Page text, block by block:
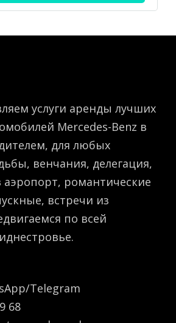
услуги аренды лучших
Mercedes-Benz в
для любых
венчания, делегация,
аэропорт, романтическиe
встречи из
по всей
Telegram
68